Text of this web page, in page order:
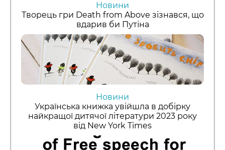
Новини
Творець гри Death from Above зізнався, що
вдарив би Путіна
Новини
Українська книжка увійшла в добірку
найкращої дитячої літератури 2023 року
від New York Times